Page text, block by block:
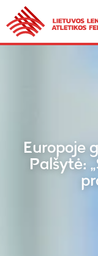
Europoje
Palšytė: